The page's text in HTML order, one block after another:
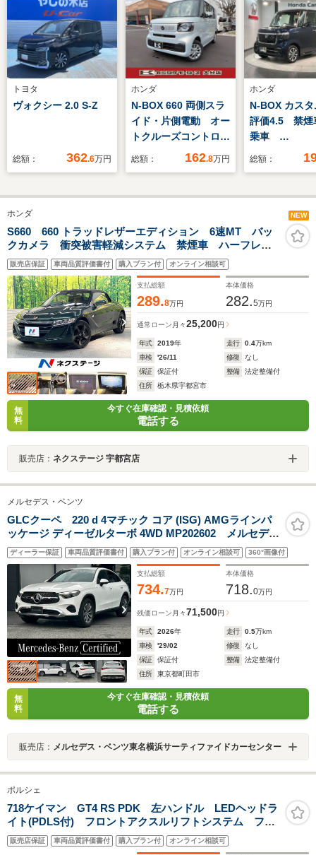
トヨタ
ヴォクシー 2.0 S-Z
総額： 362.6万円
ホンダ
N-BOX 660 両側スラ
イド・片側電動 オー
トクルーズコントロー
ル 衝突被害軽減シス
マートキー アイドリ
納ミラー クリアラン
スソナー レーンアシ
スト
総額： 162.8万円
ホンダ
N-BOX カス
評価4.5 禁
乗車
カメラ CD
Bluetooth
シ-トヒ-タ-
LEDライト
スマ-トキ- コ
センサー 盗
総額：
ホンダ NEW
S660 660 トラッドレザーエディション 6速MT バッ
クカメラ 衝突被害軽減システム 禁煙車 ハーフレザ
ーシート スマートキー LEDヘッド ETC クルコ
ン 純正16インチアルミ オートライト オートエアコ
ン Bluetooth
販売店保証 車両品質評価書付 購入プラン付 オンライン相談可
支払総額
289.8万円
本体価格
282.5万円
通常ローン 月々25,200円
年式 2019年 走行 0.4万km
車検
'26/11 修復
なし
保証
保証付 整備
法定整備付
住所
栃木県宇都宮市
無
料
今すぐ在庫確認・見積依頼
電話する
販売店： ネクステージ 宇都宮店
メルセデス・ベンツ
GLCクーペ 220 d 4マチック コア (ISG) AMGラインパ
ッケージ ディーゼルターボ 4WD MP202602 メルセデス
ケア継承/シートヒーター/360°カメラシステム/フットトラ
ンクオープナー/本革巻ステアリング/アクティブパーキン
グアシスト/デジタルコックピットディスプレイ/ファブリ
ックルーフライナー
ディーラー保証 車両品質評価書付 購入プラン付 オンライン相談可 360°画像付
支払総額
734.7万円
本体価格
718.0万円
残価ローン 月々71,500円
年式 2026年 走行 0.5万km
車検
'29/02 修復
なし
保証
保証付 整備
法定整備付
住所
東京都町田市
無
料
今すぐ在庫確認・見積依頼
電話する
販売店： メルセデス・ベンツ東名横浜サーティファイドカーセンター
ポルシェ
718ケイマン GT4 RS PDK 左ハンドル LEDヘッドラ
イト(PDLS付) フロントアクスルリフトシステム フル
バケットシート クラブスポーツパッケージ 20インチ
鍛造ホイール(サテンブラック塗装) スポーツクロノパッ
販売店保証 車両品質評価書付 購入プラン付 オンライン相談可